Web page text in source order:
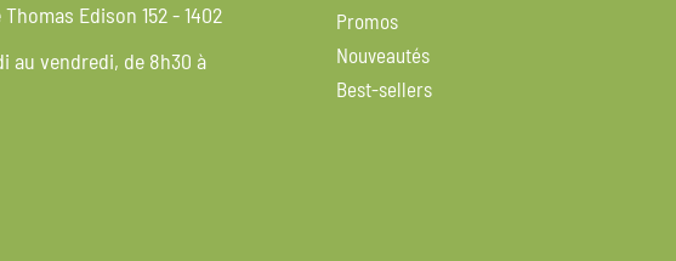
Edison 152 - 1402
au vendredi, de 8h30 à
Promos
Nouveautés
Best-sellers